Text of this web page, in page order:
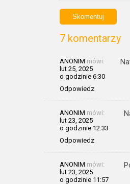
7 komentarzy
ANONIM mówi:
lut 25, 2025
o godzinie 6:30
Odpowiedz
ANONIM mówi:
lut 23, 2025
o godzinie 12:33
Odpowiedz
ANONIM mówi:
lut 23, 2025
o godzinie 11:57